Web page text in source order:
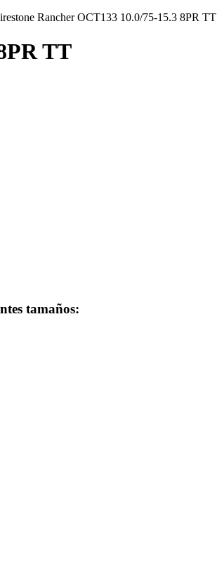
Rancher OCT133 10.0/75-15.3 8PR TT
TT
tamaños: